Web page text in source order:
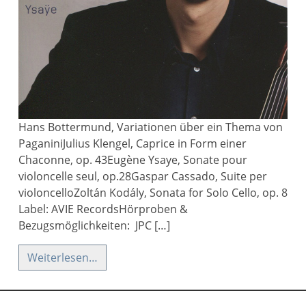
Hans Bottermund, Variationen über ein Thema von
PaganiniJulius Klengel, Caprice in Form einer
Chaconne, op. 43Eugène Ysaye, Sonate pour
violoncelle seul, op.28Gaspar Cassado, Suite per
violoncelloZoltán Kodály, Sonata for Solo Cello, op. 8
Label: AVIE RecordsHörproben &
Bezugsmöglichkeiten: JPC […]
Weiterlesen…